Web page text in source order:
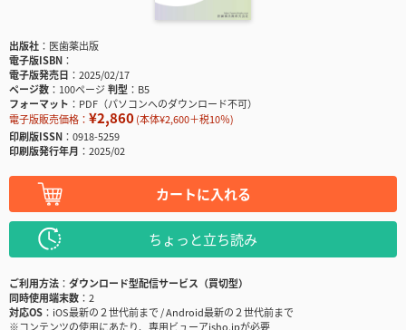
出版社
医歯薬出版
電子版ISBN
電子版発売日
2025/02/17
ページ数
100ページ判型
B5
フォーマット
PDF（パソコンへのダウンロード不可）
電子版販売価格： ¥2,860(本体¥2,600＋税10％)
印刷版ISSN
0918-5259
印刷版発行年月
2025/02
カートに入れる
ちょっと立ち読み
ご利用方法
ダウンロード型配信サービス（買切型）
同時使用端末数
2
対応OS
iOS最新の２世代前まで / Android最新の２世代前まで
※コンテンツの使用にあたり、専用ビューアisho.jpが必要